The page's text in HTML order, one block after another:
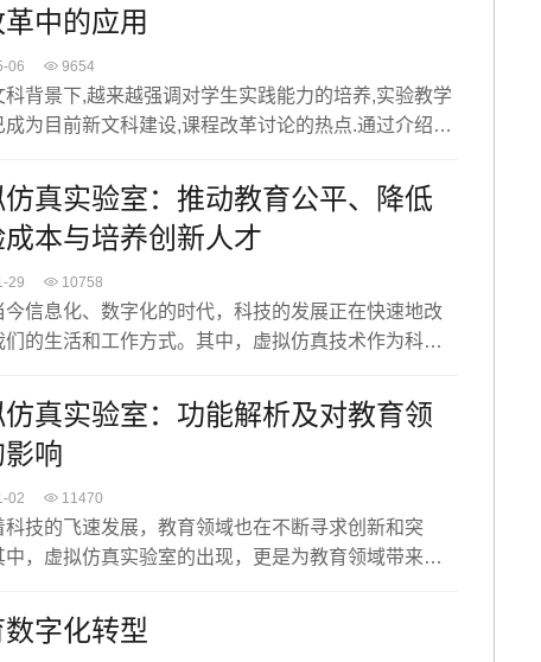
中的应用
06 9654
科背景下,越来越强调对学生实践能力的培养,实验教学
成为目前新文科建设,课程改革讨论的热点.通过介绍清
技术的实验教学方法,建立有利于激励和提高学生创新
教学效果考核,评价和反馈机制,有助于培养和提高学生
计和创新实践能力.
仿真实验室：推动教育公平、降低
成本与培养创新人才
29 10758
信息化、数字化的时代，科技的发展正在快速地改
们的生活和工作方式。其中，虚拟仿真技术作为科技
为推动教育公平、降低实验成本、培养创新人才的重
。恒点将探讨虚拟仿真实验室如何在这三个方面发挥
用。
仿真实验室：功能解析及对教育领
响
02 11470
技的飞速发展，教育领域也在不断寻求创新和突
中，虚拟仿真实验室的出现，更是为教育领域带来了
教育领域的影响。
字化转型